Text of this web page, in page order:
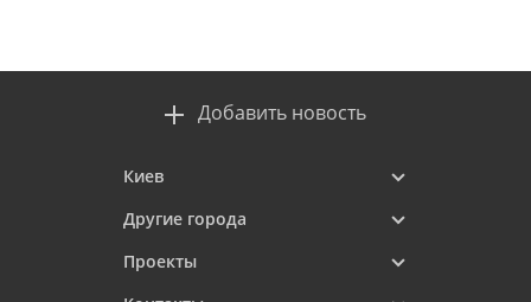
Добавить новость
Киев
Другие города
Проекты